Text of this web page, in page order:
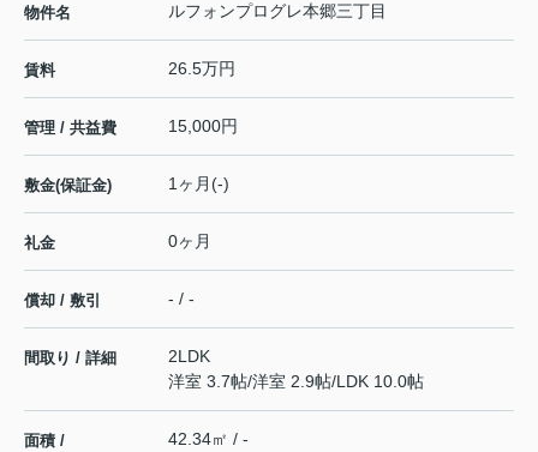
物件名 ルフォンプログレ本郷三丁目
賃料 26.5万円
管理 / 共益費 15,000円
敷金(保証金) 1ヶ月(-)
礼金 0ヶ月
償却 / 敷引 - / -
間取り / 詳細
2LDK
洋室 3.7帖/洋室 2.9帖/LDK 10.0帖
面積 /
42.34㎡ / -